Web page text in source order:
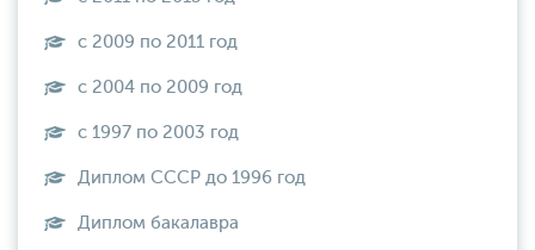
с 2009 по 2011 год
с 2004 по 2009 год
с 1997 по 2003 год
Диплом СССР до 1996 год
Диплом бакалавра